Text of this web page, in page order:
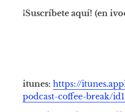
¡Suscríbete aquí! (en
itunes: https://
podcast-coffee-break/